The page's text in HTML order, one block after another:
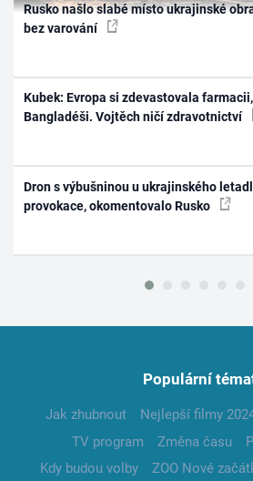
Rusko našlo slabé místo ukrajinské
bez varování
Kubek: Evropa si zdevastovala
Bangladéši. Vojtěch ničí zdravotnictví
Dron s výbušninou u ukrajinského
provokace, okomentovalo Rusko
Populární
Jak zhubnout Nejlepší filmy
TV program
Změna času
Kdy budou volby
ZOO Nové